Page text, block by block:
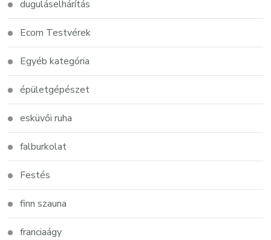
duguláselhárítás
Ecom Testvérek
Egyéb kategória
épületgépészet
esküvői ruha
falburkolat
Festés
finn szauna
franciaágy